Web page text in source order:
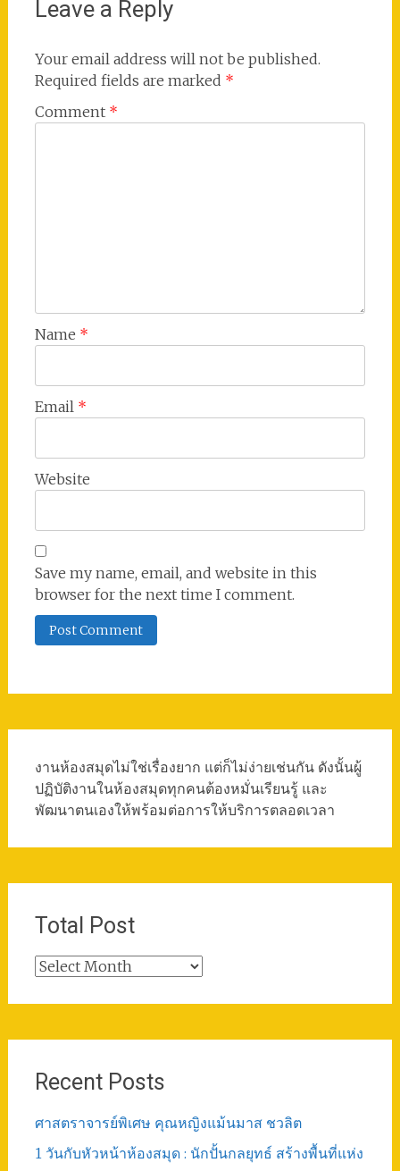
Leave a Reply
Your email address will not be published.
Required fields are marked *
Comment *
Name *
Email *
Website
Save my name, email, and website in this
browser for the next time I comment.
งานห้องสมุดไม่ใช่เรื่องยาก แต่ก็ไม่ง่ายเช่นกัน ดังนั้นผู้
ปฏิบัติงานในห้องสมุดทุกคนต้องหมั่นเรียนรู้ และ
พัฒนาตนเองให้พร้อมต่อการให้บริการตลอดเวลา
Total Post
Total
Recent Posts
ศาสตราจารย์พิเศษ คุณหญิงแม้นมาส ชวลิต
1 วันกับหัวหน้าห้องสมุด : นักปั้นกลยุทธ์ สร้างพื้นที่แห่ง